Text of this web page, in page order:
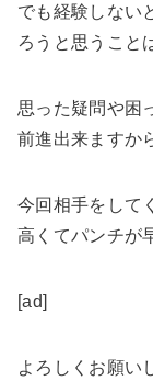
でも経験しない
ろうと思うこと
思った疑問や困
前進出来ますか
今回相手をして
高くてパンチが
[ad]
よろしくお願い